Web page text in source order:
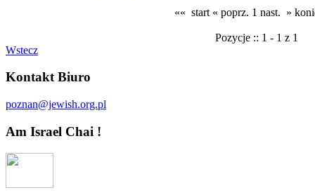
«« start « poprz. 1 nast. »
Pozycje :: 1 - 1 z 1
Wstecz
Kontakt Biuro
poznan@jewish.org.pl
Am Israel Chai !